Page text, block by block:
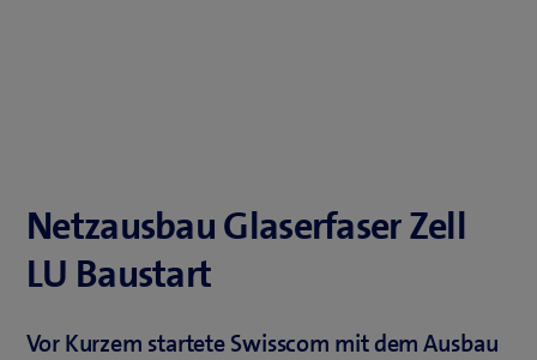
Netzausbau Glaserfaser Zell
LU Baustart
Vor Kurzem startete Swisscom mit dem Ausbau